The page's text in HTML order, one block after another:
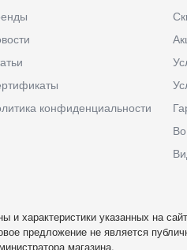
конфиденциальности
характеристики указанных на
предложение не является
магазина.